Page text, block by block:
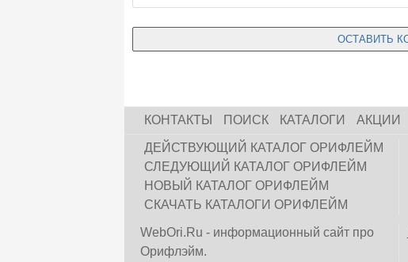
КОНТАКТЫ ПОИСК КАТАЛОГИ АКЦИИ
ДЕЙСТВУЮЩИЙ КАТАЛОГ ОРИФЛЕЙМ
СЛЕДУЮЩИЙ КАТАЛОГ ОРИФЛЕЙМ
НОВЫЙ КАТАЛОГ ОРИФЛЕЙМ
СКАЧАТЬ КАТАЛОГИ ОРИФЛЕЙМ
WebOri.Ru - информационный сайт про
Орифлэйм.